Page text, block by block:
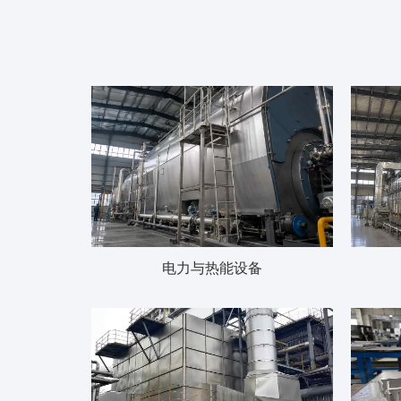
电力与热能设备